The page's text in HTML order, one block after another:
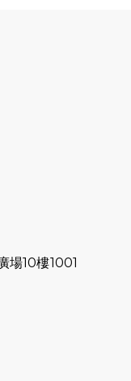
- 7月23日
- 7月16日
享暨香港傷健共
- 7月9日（19:00
場10樓1001